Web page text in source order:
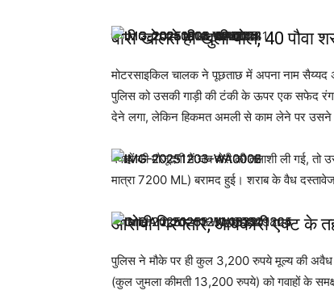
बोरी खोलते ही खुली पोल, 40 पौवा
मोटरसाइकिल चालक ने पूछताछ में अपना नाम सैय्यद
पुलिस को उसकी गाड़ी की टंकी के ऊपर एक सफेद रंग
देने लगा, लेकिन हिकमत अमली से काम लेने पर उसने
गवाहों की मौजूदगी में जब बोरी की तलाशी ली गई,
मात्रा 7200 ML) बरामद हुई। शराब के वैध
आरोपी गिरफ्तार, आबकारी एक्ट के
पुलिस ने मौके पर ही कुल 3,200 रुपये मूल्य की अवैध
(कुल जुमला कीमती 13,200 रुपये) को गवाहों के